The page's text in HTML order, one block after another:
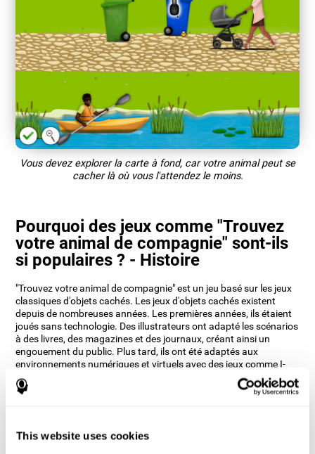
This website uses cookies
Vous devez explorer la carte à fond, car votre animal peut se
cacher là où vous l'attendez le moins.
Pourquoi des jeux comme "Trouvez
votre animal de compagnie" sont-ils
si populaires ? - Histoire
"Trouvez votre animal de compagnie" est un jeu basé sur les jeux
classiques d'objets cachés. Les jeux d'objets cachés existent
depuis de nombreuses années. Les premières années, ils étaient
joués sans technologie. Des illustrateurs ont adapté les scénarios
à des livres, des magazines et des journaux, créant ainsi un
engouement du public. Plus tard, ils ont été adaptés aux
environnements numériques et virtuels avec des jeux comme I-
Spy Spooky Mansion de Scholastic, publié en 1999.
Les neuropsychologues de CogniFit ont voulu renverser le
ramène nombre de ses utilisateurs aux jeux classiques, mais